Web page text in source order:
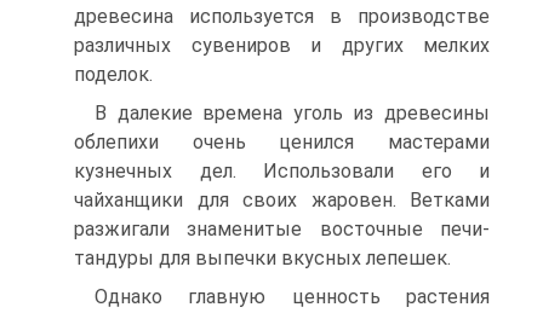
древесина используется в производстве
различных сувениров и других мелких
поделок.
В далекие времена уголь из древесины
облепихи очень ценился мастерами
кузнечных дел. Использовали его и
чайханщики для своих жаровен. Ветками
разжигали знаменитые восточные печи-
тандуры для выпечки вкусных лепешек.
Однако главную ценность растения